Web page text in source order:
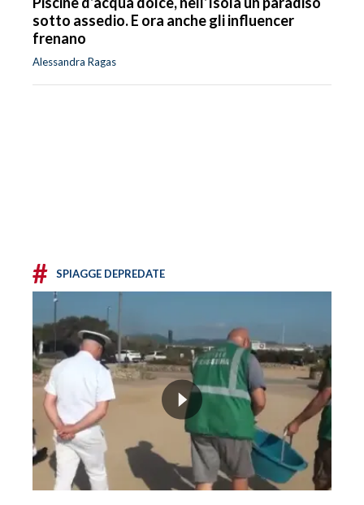
sotto assedio. E ora anche gli influencer
frenano
Alessandra Ragas
# SPIAGGE DEPREDATE